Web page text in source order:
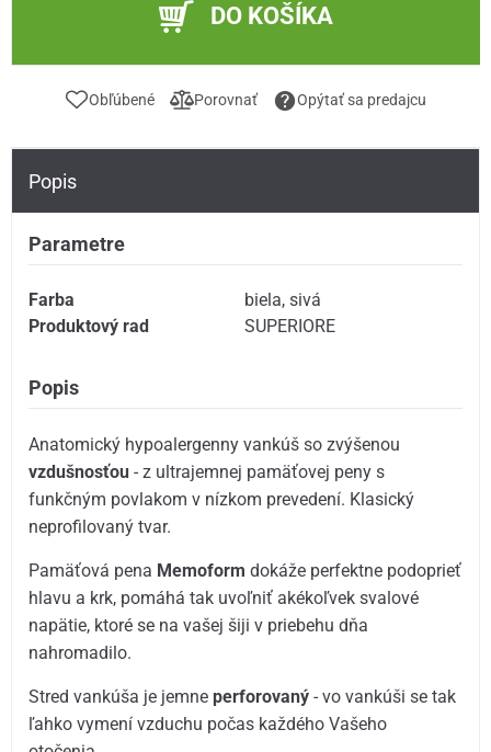
DO KOŠÍKA
Obľúbené Porovnať Opýtať sa predajcu
Popis
Parametre
Farba biela,sivá
Produktový rad
SUPERIORE
Popis
Anatomický hypoalergenny vankúš so zvýšenou
vzdušnosťou - z ultrajemnej pamäťovej peny s
funkčným povlakom v nízkom prevedení. Klasický
neprofilovaný tvar.
Pamäťová pena Memoform dokáže perfektne podoprieť
hlavu a krk, pomáhá tak uvoľniť akékoľvek svalové
napätie, ktoré se na vašej šiji v priebehu dňa
nahromadilo.
Stred vankúša je jemneperforovaný - vo vankúši se tak
ľahko vymení vzduchu počas každého Vašeho